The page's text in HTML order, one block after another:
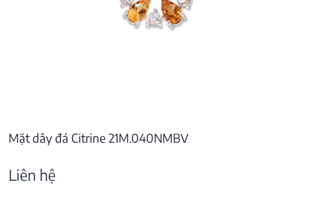
Mặt dây đá Citrine 21M.040NMBV
Liên hệ